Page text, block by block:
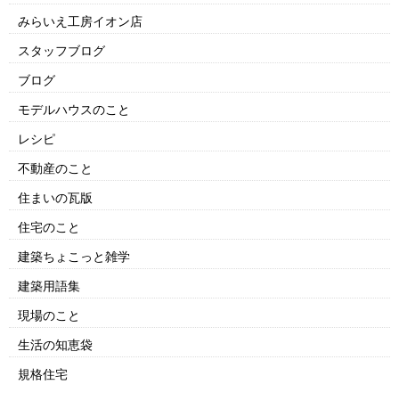
みらいえ工房イオン店
スタッフブログ
ブログ
モデルハウスのこと
レシピ
不動産のこと
住まいの瓦版
住宅のこと
建築ちょこっと雑学
建築用語集
現場のこと
生活の知恵袋
規格住宅